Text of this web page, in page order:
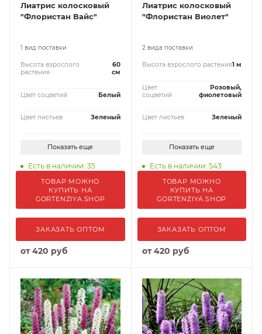
Лиатрис колосковый
"Флористан Вайс"
1 вид поставки
Высота взрослого
растения
60
см
Цвет соцветий Белый
Цвет листьев Зеленый
Показать еще
Есть в наличии: 35
ТОВАР МОЖНО
КУПИТЬ НА
GORTENZIYA.SHOP
ЗАКАЗАТЬ ОПТОМ
от420 руб
Лиатрис колосковый
"Флористан Виолет"
2 вида поставки
Высота взрослого растения1 м
Цвет
соцветий
Розовый,
фиолетовый
Цвет листьев Зеленый
Показать еще
Есть в наличии: 543
ТОВАР МОЖНО
КУПИТЬ НА
GORTENZIYA.SHOP
ЗАКАЗАТЬ ОПТОМ
от420 руб